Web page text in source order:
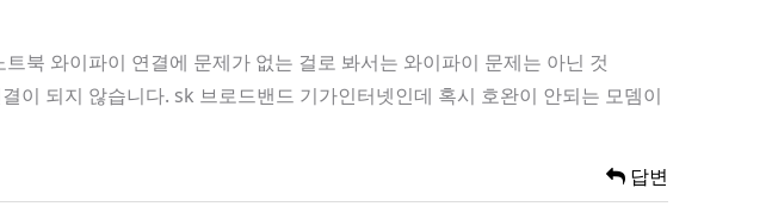
북 와이파이 연결에 문제가 없는 걸로 봐서는 와이파이 문제는 아닌 것
이 되지 않습니다. sk 브로드밴드 기가인터넷인데 혹시 호완이 안되는 모뎀이
답변